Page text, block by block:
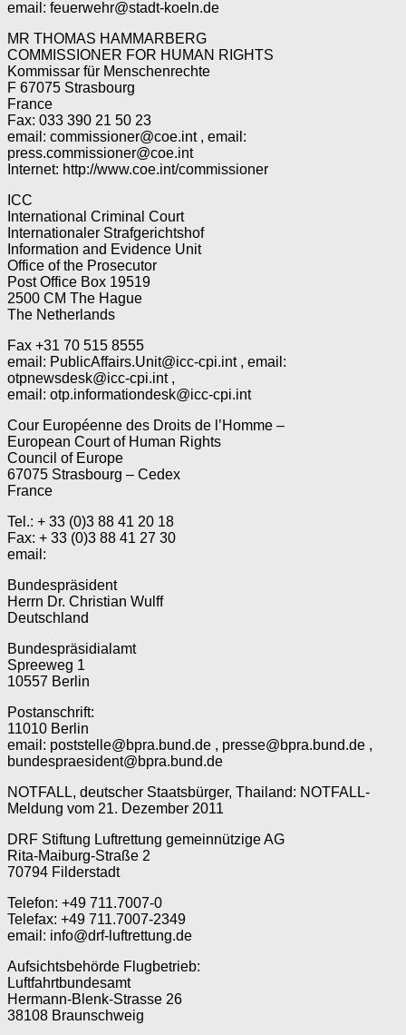
email: feuerwehr@stadt-koeln.de
MR THOMAS HAMMARBERG
COMMISSIONER FOR HUMAN RIGHTS
Kommissar für Menschenrechte
F 67075 Strasbourg
France
Fax: 033 390 21 50 23
email: commissioner@coe.int , email:
press.commissioner@coe.int
Internet: http://www.coe.int/commissioner
ICC
International Criminal Court
Internationaler Strafgerichtshof
Information and Evidence Unit
Office of the Prosecutor
Post Office Box 19519
2500 CM The Hague
The Netherlands
Fax +31 70 515 8555
email: PublicAffairs.Unit@icc-cpi.int , email:
otpnewsdesk@icc-cpi.int ,
email: otp.informationdesk@icc-cpi.int
Cour Européenne des Droits de l’Homme –
European Court of Human Rights
Council of Europe
67075 Strasbourg – Cedex
France
Tel.: + 33 (0)3 88 41 20 18
Fax: + 33 (0)3 88 41 27 30
email:
Bundespräsident
Herrn Dr. Christian Wulff
Deutschland
Bundespräsidialamt
Spreeweg 1
10557 Berlin
Postanschrift:
11010 Berlin
email: poststelle@bpra.bund.de , presse@bpra.bund.de ,
bundespraesident@bpra.bund.de
NOTFALL, deutscher Staatsbürger, Thailand: NOTFALL-
Meldung vom 21. Dezember 2011
DRF Stiftung Luftrettung gemeinnützige AG
Rita-Maiburg-Straße 2
70794 Filderstadt
Telefon: +49 711.7007-0
Telefax: +49 711.7007-2349
email: info@drf-luftrettung.de
Aufsichtsbehörde Flugbetrieb:
Luftfahrtbundesamt
Hermann-Blenk-Strasse 26
38108 Braunschweig